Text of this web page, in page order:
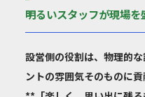
明るいスタッフが現場を
設営側の役割は、物理的
ントの雰囲気そのものに